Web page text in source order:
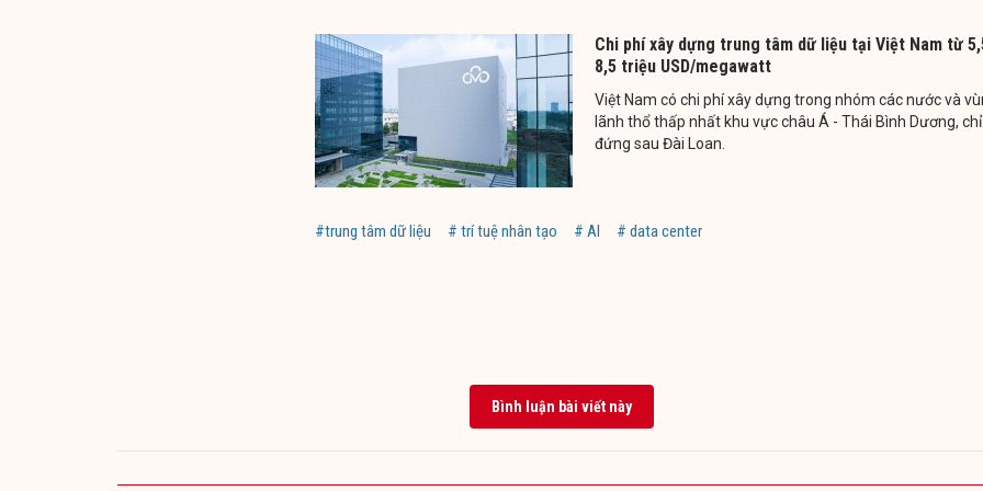
Chi phí xây dựng trung tâm dữ liệu tại Việt Nam từ
8,5 triệu USD/megawatt
Việt Nam có chi phí xây dựng trong nhóm các nước và
lãnh thổ thấp nhất khu vực châu Á - Thái Bình Dương, chỉ
đứng sau Đài Loan.
#trung tâm dữ liệu # trí tuệ nhân tạo # AI # data center
Bình luận bài viết này